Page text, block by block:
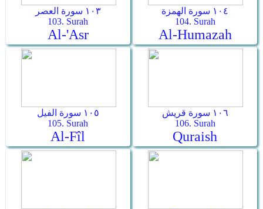
١٠٣ سورة العصر
103. Surah
Al-'Asr
١٠٤ سورة الهمزة
104. Surah
Al-Humazah
١٠٥ سورة الفيل
105. Surah
Al-Fîl
١٠٦ سورة قريش
106. Surah
Quraish